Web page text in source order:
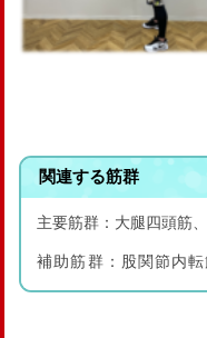
関連する筋群
主要筋群：大腿四頭筋
補助筋群：股関節内